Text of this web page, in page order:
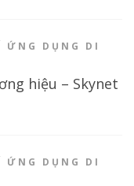
ỨNG DỤNG DI
hiệu – Skynet
ỨNG DỤNG DI